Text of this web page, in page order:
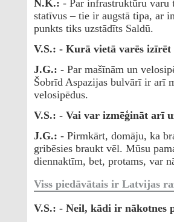
N.K.: - Par infrastruktūru varu
statīvus – tie ir augstā tipa, ar
punkts tiks uzstādīts Saldū.
V.S.: - Kurā vietā varēs izīrēt
J.G.: - Par mašīnām un
Šobrīd Aspazijas bulvārī ir arī
velosipēdus.
V.S.: - Vai var izmēģināt arī
J.G.: - Pirmkārt, domāju, ka
gribēsies braukt vēl. Mūsu
diennaktīm, bet, protams, var
Viss piedāvātais ir Latvijas
V.S.: - Neil, kādi ir nākotnes